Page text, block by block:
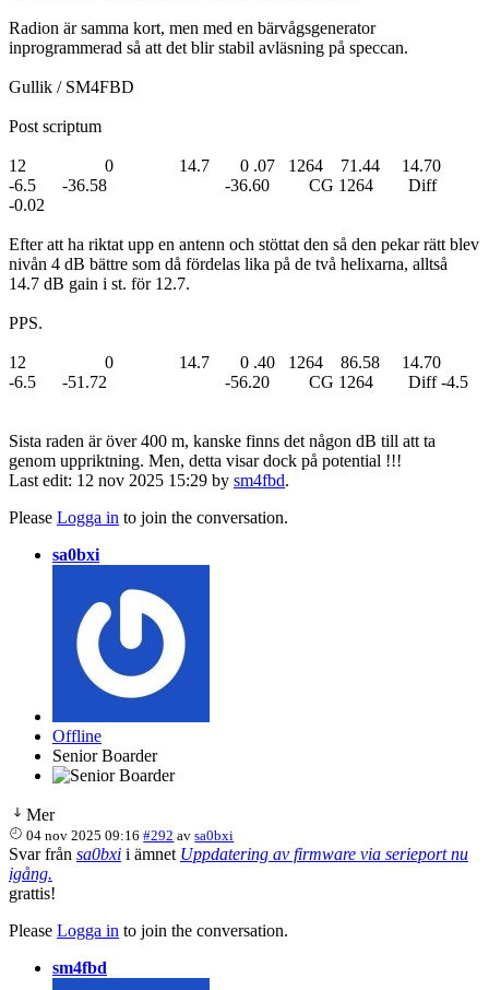
Radion är samma kort, men med en bärvågsgenerator
inprogrammerad så att det blir stabil avläsning på speccan.
Gullik / SM4FBD
Post scriptum
12 0 14.7 0 .07 1264 71.44 14.70
-6.5 -36.58 -36.60 CG 1264 Diff
-0.02
Efter att ha riktat upp en antenn och stöttat den så den pekar rätt blev
nivån 4 dB bättre som då fördelas lika på de två helixarna, alltså
14.7 dB gain i st. för 12.7.
PPS.
12 0 14.7 0 .40 1264 86.58 14.70
-6.5 -51.72 -56.20 CG 1264 Diff -4.5
Sista raden är över 400 m, kanske finns det någon dB till att ta
genom uppriktning. Men, detta visar dock på potential !!!
Last edit: 12 nov 2025 15:29 by sm4fbd.
Please Logga in to join the conversation.
sa0bxi
Offline
Senior Boarder
Mer
04 nov 2025 09:16 #292 avsa0bxi
Svar från sa0bxi i ämnet Uppdatering av firmware via serieport nu
igång.
grattis!
Please Logga in to join the conversation.
sm4fbd